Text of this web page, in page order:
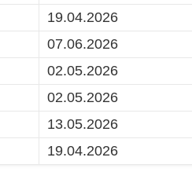
19.04.2026
07.06.2026
02.05.2026
02.05.2026
13.05.2026
19.04.2026